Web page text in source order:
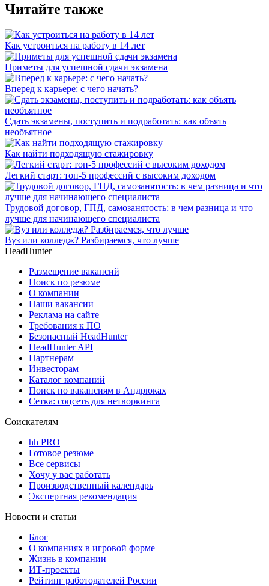
Читайте также
Как устроиться на работу в 14 лет
Приметы для успешной сдачи экзамена
Вперед к карьере: с чего начать?
Сдать экзамены, поступить и подработать: как объять
необъятное
Как найти подходящую стажировку
Легкий старт: топ-5 профессий с высоким доходом
Трудовой договор, ГПД, самозанятость: в чем разница и что
лучше для начинающего специалиста
Вуз или колледж? Разбираемся, что лучше
HeadHunter
Размещение вакансий
Поиск по резюме
О компании
Наши вакансии
Реклама на сайте
Требования к ПО
Безопасный HeadHunter
HeadHunter API
Партнерам
Инвесторам
Каталог компаний
Поиск по вакансиям в Андрюках
Сетка: соцсеть для нетворкинга
Соискателям
hh PRO
Готовое резюме
Все сервисы
Хочу у вас работать
Производственный календарь
Экспертная рекомендация
Новости и статьи
Блог
О компаниях в игровой форме
Жизнь в компании
ИТ-проекты
Рейтинг работодателей России